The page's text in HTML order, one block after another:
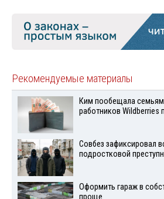
Рекомендуемые материалы
Ким пообещала семьям
работников Wildberries
Совбез зафиксировал
подростковой
Оформить гараж в
проще